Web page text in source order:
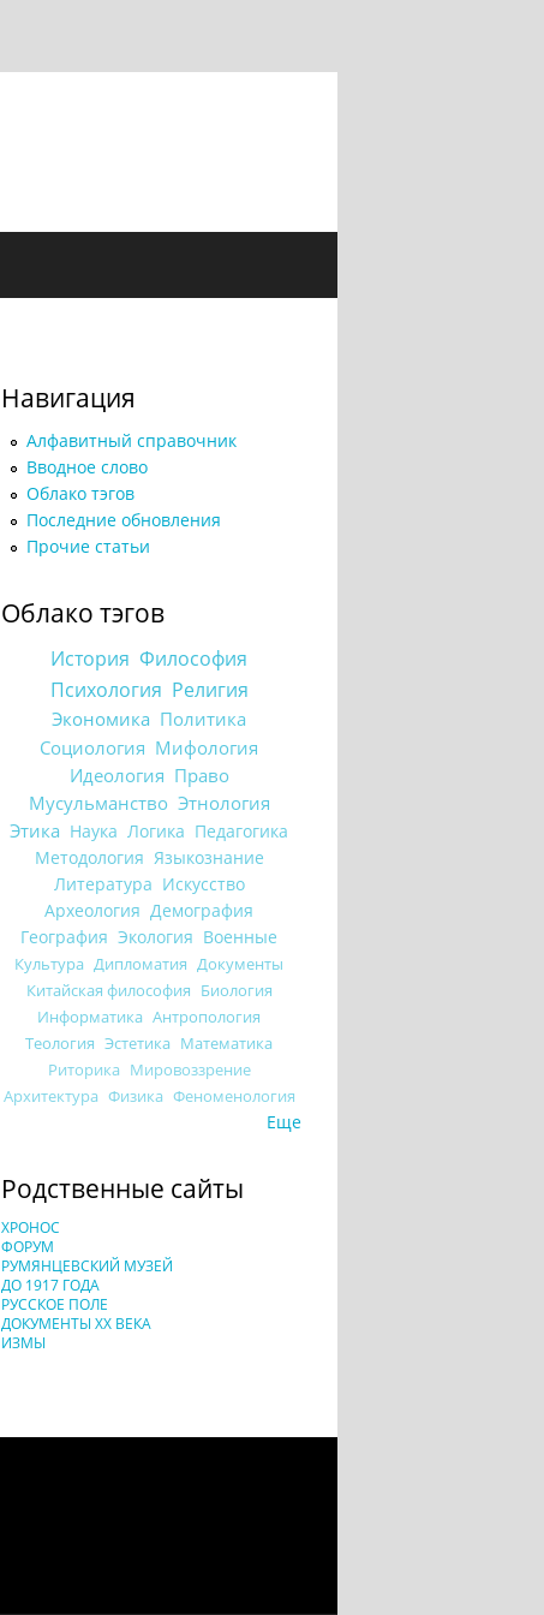
Навигация
Алфавитный справочник
Вводное слово
Облако тэгов
Последние обновления
Прочие статьи
Облако тэгов
История Философия
Психология Религия
Экономика Политика
Социология Мифология
Идеология Право
Мусульманство Этнология
Этика Наука Логика Педагогика
Методология Языкознание
Литература Искусство
Археология Демография
География Экология Военные
Культура Дипломатия Документы
Китайская философия Биология
Информатика Антропология
Теология Эстетика Математика
Риторика Мировоззрение
Архитектура Физика Феноменология
Еще
Родственные сайты
ХРОНОС
ФОРУМ
РУМЯНЦЕВСКИЙ МУЗЕЙ
ДО 1917 ГОДА
РУССКОЕ ПОЛЕ
ДОКУМЕНТЫ XX ВЕКА
ИЗМЫ